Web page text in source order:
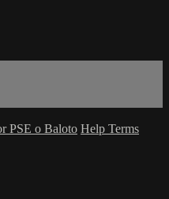
PSE o Baloto Help Terms